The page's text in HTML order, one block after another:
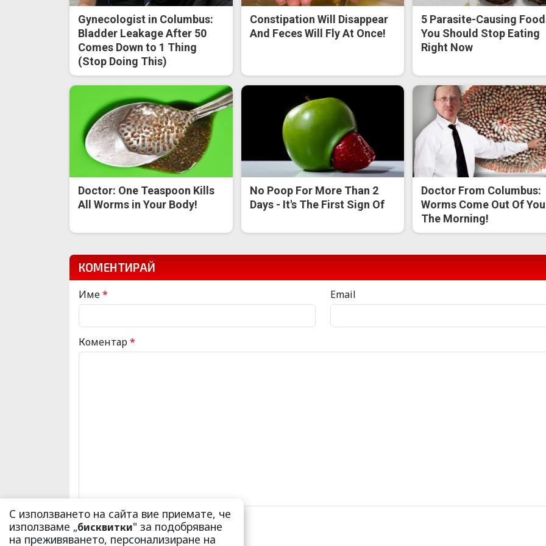
Gynecologist in Columbus:
Bladder Leakage After 50
Comes Down to 1 Thing
(Stop Doing This)
Constipation Will Disappear
And Feces Will Fly At Once!
5 Parasite-Causing
You Should Stop Eating
Right Now
Doctor: One Teaspoon Kills
All Worms in Your Body!
No Poop For More Than 2
Days - It's The First Sign Of
Doctor From Columbus:
Worms Come Out Of
The Morning!
КОМЕНТИРАЙ
Име* Email
Коментар*
С използването на сайта вие приемате, че
използваме „бисквитки" за подобряване
на преживяването, персонализиране на